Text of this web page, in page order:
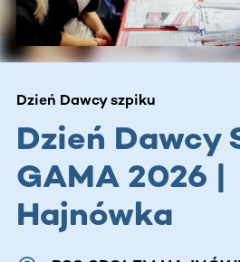
Dzień Dawcy szpiku
Dzień Dawcy
GAMA 2026 |
Hajnówka